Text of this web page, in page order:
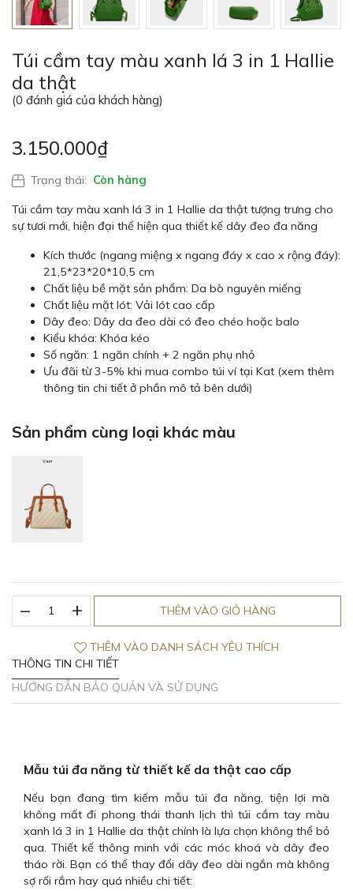
Túi cầm tay màu xanh lá 3 in 1 Hallie
da thật
(0 đánh giá của khách hàng)
3.150.000₫
Trạng thái: Còn hàng
Túi cầm tay màu xanh lá 3 in 1 Hallie da thật tượng trưng cho
sự tươi mới, hiện đại thể hiện qua thiết kế dây đeo đa năng
Kích thước (ngang miệng x ngang đáy x cao x rộng đáy):
21,5*23*20*10,5 cm
Chất liệu bề mặt sản phẩm: Da bò nguyên miếng
Chất liệu mặt lót: Vải lót cao cấp
Dây đeo: Dây da đeo dài có đeo chéo hoặc balo
Kiểu khóa: Khóa kéo
Số ngăn: 1 ngăn chính + 2 ngăn phụ nhỏ
Ưu đãi từ 3-5% khi mua combo túi ví tại Kat (xem thêm
thông tin chi tiết ở phần mô tả bên dưới)
Sản phẩm cùng loại khác màu
xanh
lá
3
da
lượng
+
_ THÊM VÀO GIỎ HÀNG
THÊM VÀO DANH SÁCH YÊU THÍCH
THÔNG TIN CHI TIẾT
HƯỚNG DẪN BẢO QUẢN VÀ SỬ DỤNG
Mẫu túi đa năng từ thiết kế da thật cao cấp
Nếu bạn đang tìm kiếm mẫu túi đa năng, tiện lợi mà
không mất đi phong thái thanh lịch thì túi cầm tay màu
xanh lá 3 in 1 Hallie da thật chính là lựa chọn không thể bỏ
qua. Thiết kế thông minh với các móc khoá và dây đeo
tháo rời. Bạn có thể thay đổi dây đeo dài ngắn mà không
sợ rối rắm hay quá nhiều chi tiết: